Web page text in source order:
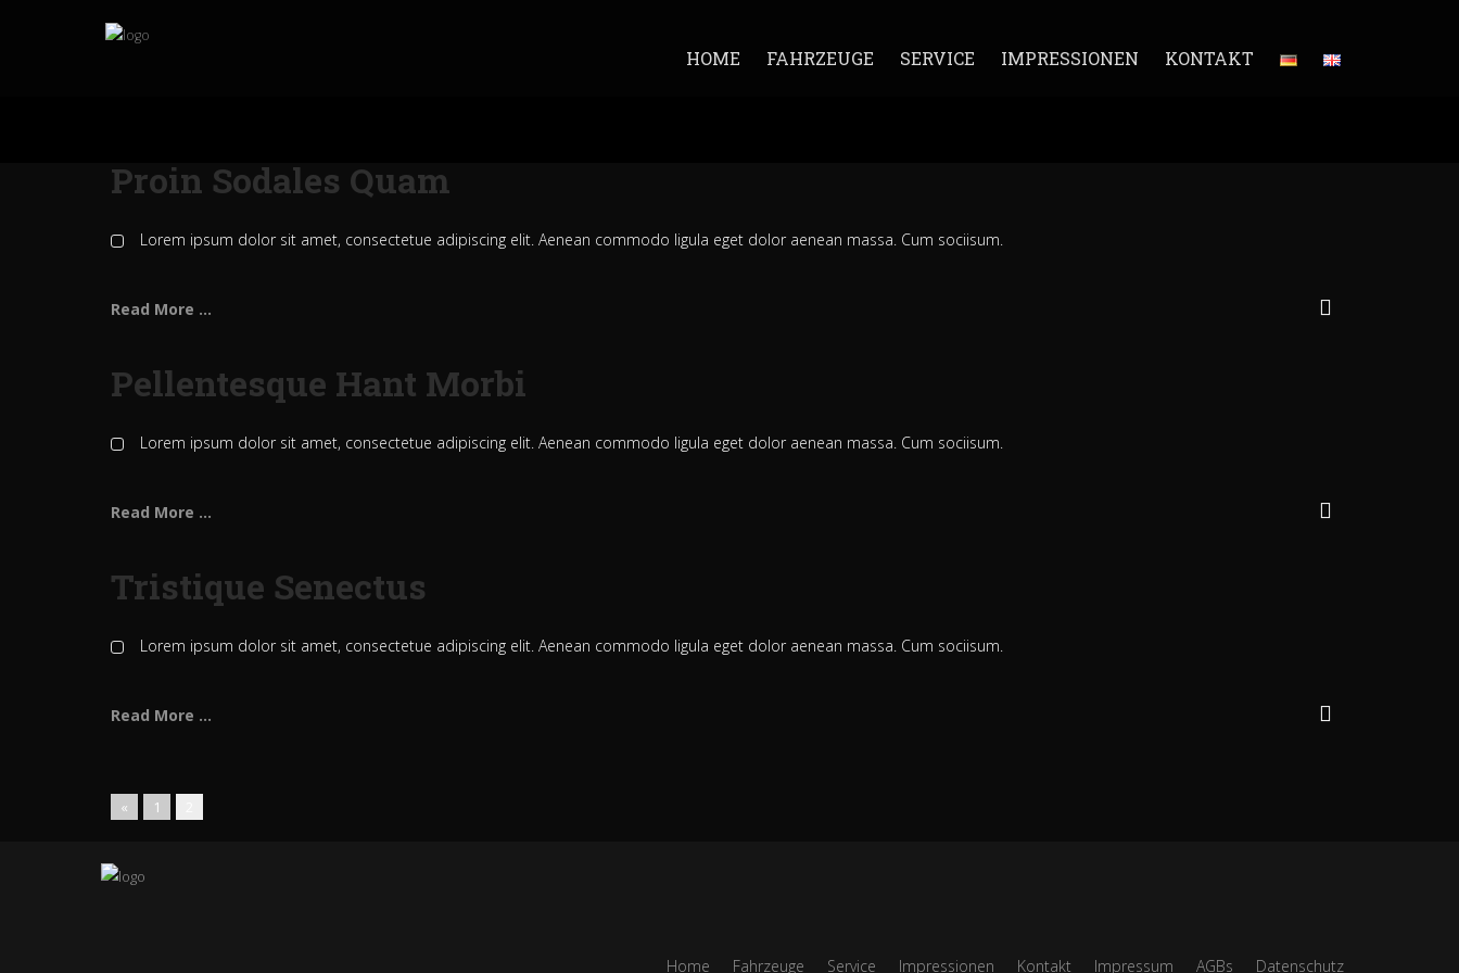
HOME FAHRZEUGE SERVICE IMPRESSIONEN KONTAKT
Proin Sodales Quam
Lorem ipsum dolor sit amet, consectetue adipiscing elit. Aenean commodo ligula eget dolor aenean massa. Cum sociisum.
Read More ...
Pellentesque Hant Morbi
Lorem ipsum dolor sit amet, consectetue adipiscing elit. Aenean commodo ligula eget dolor aenean massa. Cum sociisum.
Read More ...
Tristique Senectus
Lorem ipsum dolor sit amet, consectetue adipiscing elit. Aenean commodo ligula eget dolor aenean massa. Cum sociisum.
Read More ...
« 1
Home Fahrzeuge Service Impressionen Kontakt Impressum AGBs Datenschutz